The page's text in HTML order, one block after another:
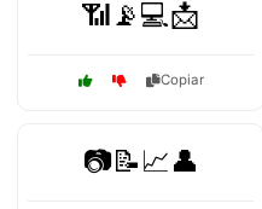
📶📡💻📩
Copiar
📷📝📈👤